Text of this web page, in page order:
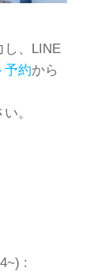
し、LINE
予約から
。
: